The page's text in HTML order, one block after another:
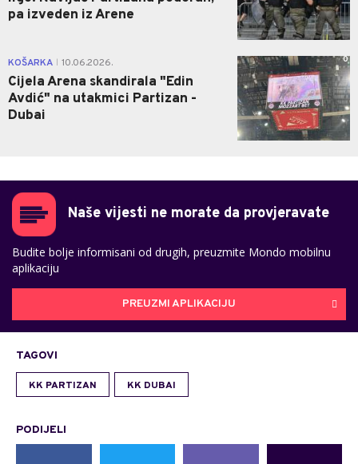
pa izveden iz Arene
KOŠARKA 10.06.2026.
Cijela Arena skandirala "Edin
Avdić" na utakmici Partizan -
Dubai
0
Naše vijesti ne morate da provjeravate
Budite bolje informisani od drugih, preuzmite Mondo mobilnu
aplikaciju
PREUZMI APLIKACIJU
TAGOVI
KK PARTIZAN KK DUBAI
PODIJELI